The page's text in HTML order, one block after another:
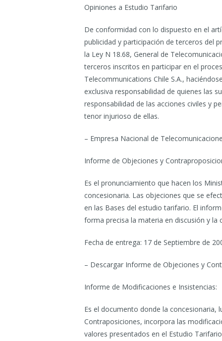
Opiniones a Estudio Tarifario
De conformidad con lo dispuesto en el
publicidad y participación de terceros del
la Ley N 18.68, General de
terceros inscritos en participar en el
Telecommunications Chile S.A.,
exclusiva responsabilidad de quienes las
responsabilidad de las acciones civiles y
tenor injurioso de ellas.
– Empresa Nacional de
Informe de Objeciones y
Es el pronunciamiento que hacen los
concesionaria. Las objeciones que se
en las Bases del estudio tarifario. El
forma precisa la materia en discusión y la
Fecha de entrega: 17 de Septiembre de
– Descargar Informe de Objeciones y
Informe de Modificaciones e Insistencias:
Es el documento donde la concesionaria,
Contraposiciones, incorpora las
valores presentados en el Estudio